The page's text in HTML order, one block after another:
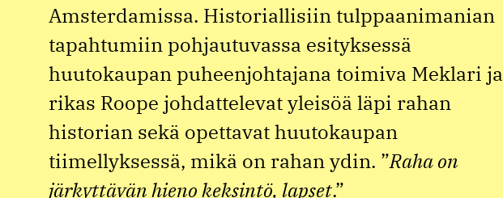
Amsterdamissa. Historiallisiin tulppaanimanian
tapahtumiin pohjautuvassa esityksessä
huutokaupan puheenjohtajana toimiva Meklari ja
rikas Roope johdattelevat yleisöä läpi rahan
historian sekä opettavat huutokaupan
tiimellyksessä, mikä on rahan ydin. ”Raha on
järkyttävän hieno keksintö, lapset.”